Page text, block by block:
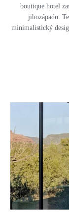
boutique hotel
jihozápadu.
minimalistický